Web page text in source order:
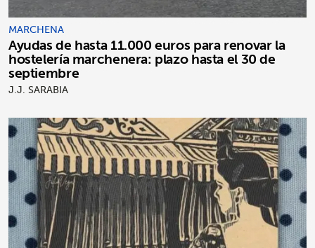
MARCHENA
Ayudas de hasta 11.000 euros para renovar la
hostelería marchenera: plazo hasta el 30 de
septiembre
J.J. SARABIA